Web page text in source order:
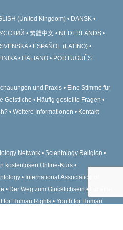
(United Kingdom) DANSK
繁體中文
NEDERLANDS
SVENSKA
ESPAÑOL (LATINO)
ITALIANO PORTUGUÊS
und Praxis
Eine Stimme für
Geistliche
Häufig gestellte Fragen
Weitere Informationen
Kontakt
Network
Scientology Religion
kostenlosen Online-Kurs
International Association of
Der Weg zum Glücklichsein
for Human Rights
Youth for Human